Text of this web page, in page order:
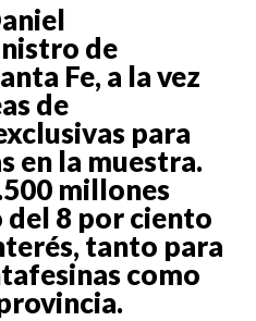
de
Fe, a la vez
de
para
en la muestra.
millones
del 8 por ciento
tanto para
como